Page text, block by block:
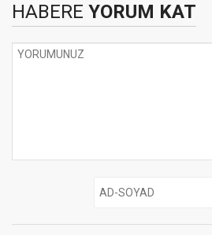
HABERE YORUM KAT